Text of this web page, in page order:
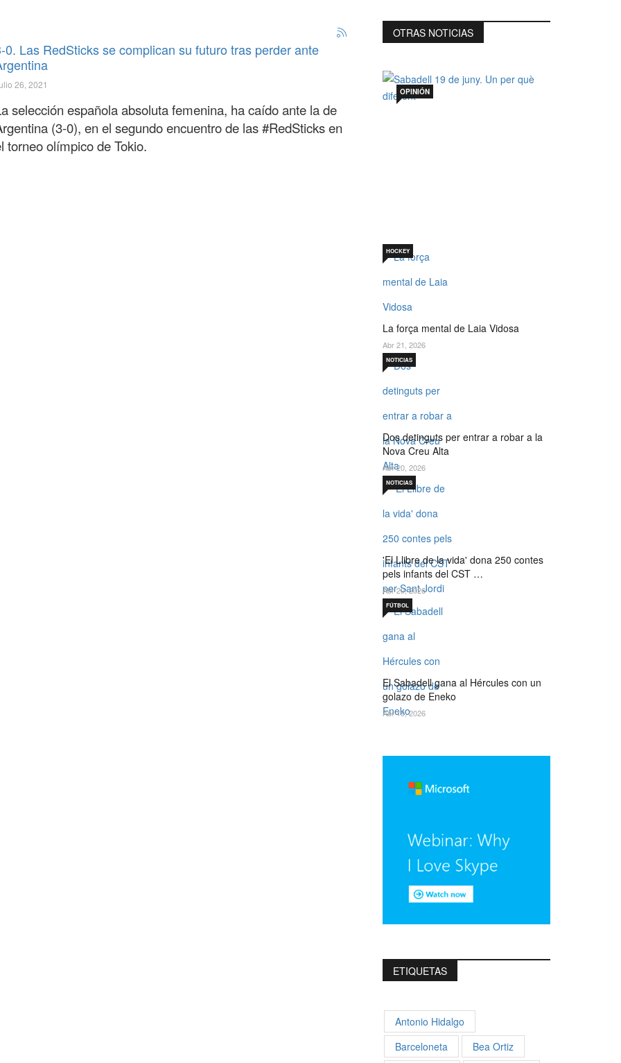
0. Las RedSticks se complican su futuro tras perder ante
26, 2021
selección española absoluta femenina, ha caído ante la de
(3-0), en el segundo encuentro de las #RedSticks en
torneo olímpico de Tokio.
OTRAS NOTICIAS
OPINIÓN
La força mental de Laia Vidosa
HOCKEY
Abr 21, 2026
Dos detinguts per entrar a robar a la
Nova Creu Alta
NOTICIAS
Abr 20, 2026
'El Llibre de la vida' dona 250 contes
pels infants del CST …
NOTICIAS
Abr 20, 2026
El Sabadell gana al Hércules con un
golazo de Eneko
FÚTBOL
Abr 19, 2026
ETIQUETAS
Antonio Hidalgo
Barceloneta
Bea Ortiz